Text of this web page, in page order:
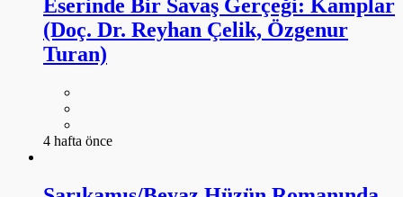
Eserinde Bir Savaş Gerçeği: Kamplar
(Doç. Dr. Reyhan Çelik, Özgenur
Turan)
4 hafta önce